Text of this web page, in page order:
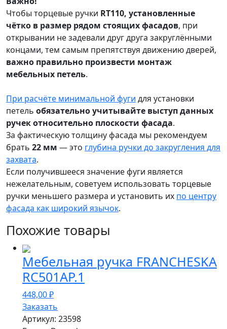
Чтобы торцевые ручки RT110, установленные
чётко в размер рядом стоящих фасадов, при
открывании не задевали друг друга закруглёнными
концами, тем самым препятствуя движению дверей,
важно правильно произвести монтаж
мебельных петель.
При расчёте минимальной фуги для установки
петель обязательно учитывайте выступ данных
ручек относительно плоскости фасада.
За фактическую толщину фасада мы рекомендуем
брать 22 мм — это глубина ручки до закругления для
захвата.
Если получившееся значение фуги является
нежелательным, советуем использовать торцевые
ручки меньшего размера и установить их по центру
фасада как широкий язычок.
Похожие товары
Мебельная ручка FRANCHESKA
RC501AP.1
448,00₽
Заказать
Артикул: 23598